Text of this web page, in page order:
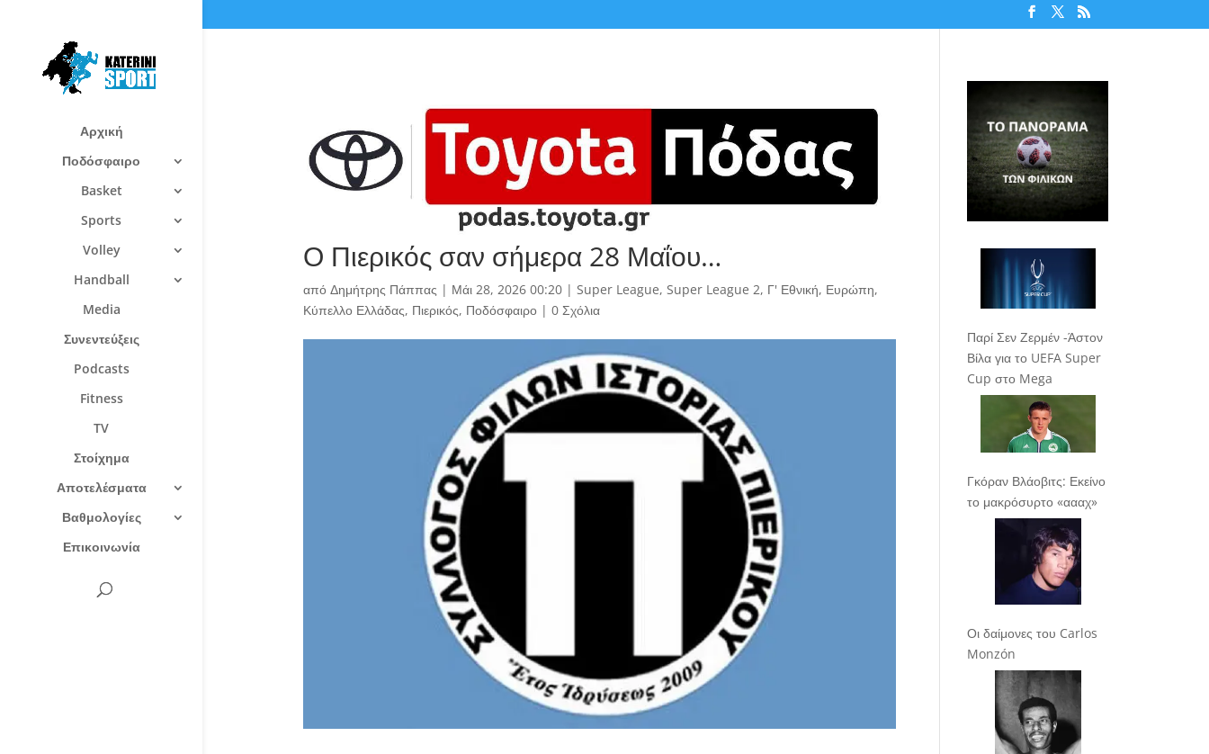
Αρχική
Ποδόσφαιρο
Basket
Sports
Volley
Handball
Media
Συνεντεύξεις
Podcasts
Fitness
TV
Στοίχημα
Αποτελέσματα
Βαθμολογίες
Επικοινωνία
Ο Πιερικός σαν σήμερα 28 Μαΐου…
από Δημήτρης Πάππας | Μάι 28, 2026 00:20| Super League, Super League 2, Γ' Εθνική, Ευρώπη,
Κύπελλο Ελλάδας, Πιερικός, Ποδόσφαιρο| 0 Σχόλια
Παρί Σεν Ζερμέν -Άστον
Βίλα για το UEFA Super
Cup στο Mega
Γκόραν Βλάοβιτς: Εκείνο
το μακρόσυρτο «αααχ»
Οι δαίμονες του Carlos
Monzón